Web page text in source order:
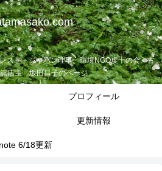
スト・ジャパン理事、環境NGO虔十の会、古
店主 坂田昌子のページ
プロフィール
更新情報
note 6/18更新